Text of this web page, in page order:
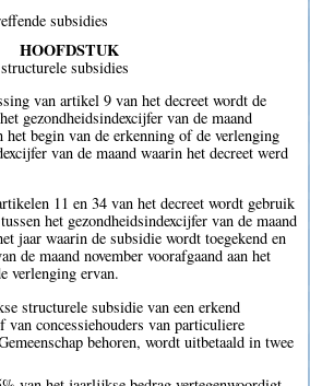
subsidies
HOOFDSTUK
subsidies
van artikel 9 van het decreet wordt de
gezondheidsindexcijfer van de maand
het begin van de erkenning of de verlenging
van de maand waarin het decreet werd
11 en 34 van het decreet wordt gebruik
het gezondheidsindexcijfer van de maand
jaar waarin de subsidie wordt toegekend en
de maand november voorafgaand aan het
verlenging ervan.
structurele subsidie van een erkend
concessiehouders van particuliere
behoren, wordt uitbetaald in twee